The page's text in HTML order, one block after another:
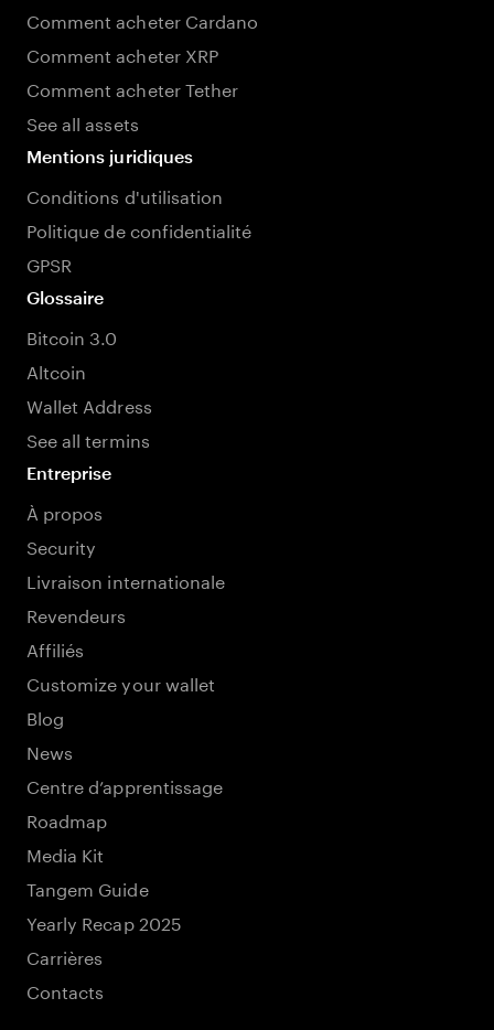
Comment acheter Cardano
Comment acheter XRP
Comment acheter Tether
See all assets
Mentions juridiques
Conditions d'utilisation
Politique de confidentialité
GPSR
Glossaire
Bitcoin 3.0
Altcoin
Wallet Address
See all termins
Entreprise
À propos
Security
Livraison internationale
Revendeurs
Affiliés
Customize your wallet
Blog
News
Centre d’apprentissage
Roadmap
Media Kit
Tangem Guide
Yearly Recap 2025
Carrières
Contacts